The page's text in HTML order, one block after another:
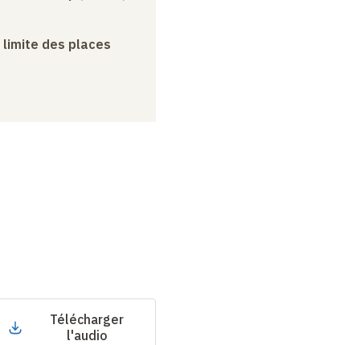
limite des places
Télécharger
l'audio